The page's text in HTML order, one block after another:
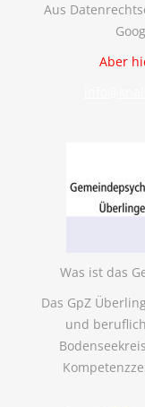
Aus
Aber
Was ist das
Das GpZ
und